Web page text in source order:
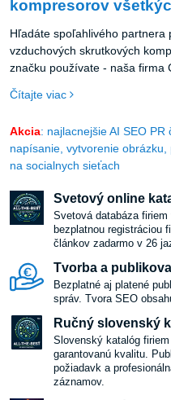
kompresorov
Hľadáte spoľahlivého partnera
vzduchových skrutkových
značku používate - naša firma
Čítajte viac
Akcia: najlacnejšie AI SEO
napísanie, vytvorenie
na socialnych sieťach
Svetový online
Svetová databáza
bezplatnou registráciou
článkov zadarmo v 26
Tvorba a
Bezplatné aj platené
správ. Tvora SEO
Ručný slovenský
Slovenský katalóg
garantovanú kvalitu.
požiadavk a
záznamov.